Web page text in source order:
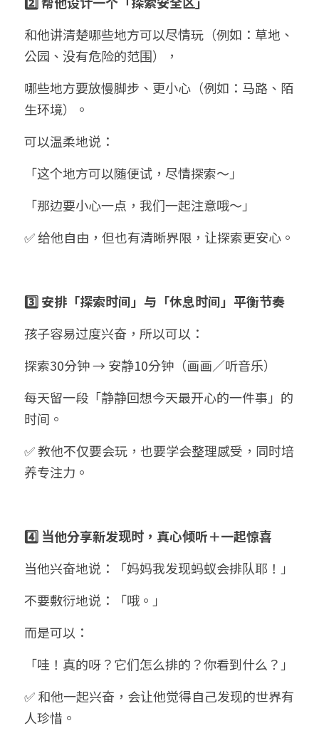
和他讲清楚哪些地方可以尽情玩（例如：草地、
公园、没有危险的范围），
哪些地方要放慢脚步、更小心（例如：马路、陌
生环境）。
可以温柔地说：
「这个地方可以随便试，尽情探索～」
「那边要小心一点，我们一起注意哦～」
✅ 给他自由，但也有清晰界限，让探索更安心。
3️⃣ 安排「探索时间」与「休息时间」平衡节奏
孩子容易过度兴奋，所以可以：
探索30分钟 → 安静10分钟（画画／听音乐）
每天留一段「静静回想今天最开心的一件事」的
时间。
✅ 教他不仅要会玩，也要学会整理感受，同时培
养专注力。
4️⃣ 当他分享新发现时，真心倾听＋一起惊喜
当他兴奋地说：「妈妈我发现蚂蚁会排队耶！」
不要敷衍地说：「哦。」
而是可以：
「哇！真的呀？它们怎么排的？你看到什么？」
✅ 和他一起兴奋，会让他觉得自己发现的世界有
人珍惜。